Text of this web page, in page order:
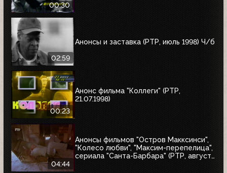
00:30
02:59
Анонсы и заставка (РТР, июль 1998) Ч/б
00:23
Анонс фильма "Коллеги" (РТР,
21.07.1998)
04:44
Анонсы фильмов "Остров Макксинси",
"Колесо любви", "Максим-перепелица",
сериала "Санта-Барбара" (РТР, август